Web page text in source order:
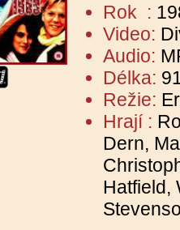
Rok :
Video:
Audio:
Délka:
Režie:
Hrají :
Dern,
Hatfield,